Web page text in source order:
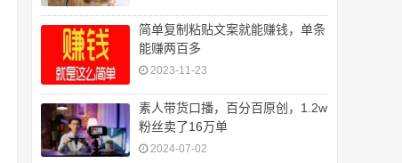
简单复制粘贴文案就能赚钱，单条
能赚两百多
2023-11-23
素人带货口播，百分百原创，1.2w
粉丝卖了16万单
2024-07-02